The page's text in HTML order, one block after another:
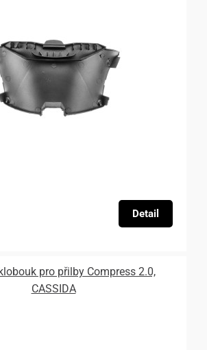
Detail
pro přilby Compress 2.0,
CASSIDA